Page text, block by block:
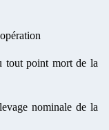
tout point mort de la
nominale de la